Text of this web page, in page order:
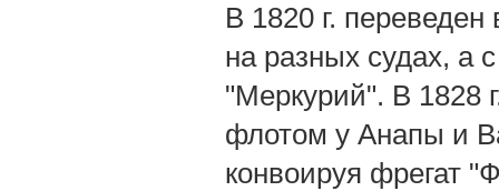
В 1820 г.
на разных судах, а
"Меркурий". В 1828
флотом у Анапы и
конвоируя фрегат